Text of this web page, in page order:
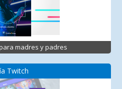
madres y padres
Twitch